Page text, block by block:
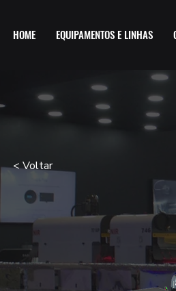
HOME EQUIPAMENTOS E LINHAS
< Voltar